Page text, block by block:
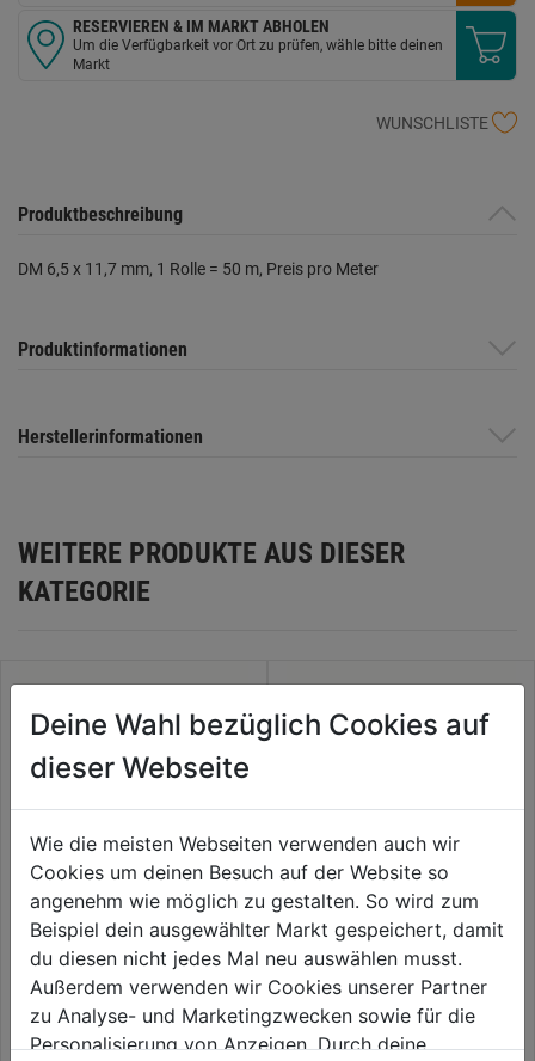
RESERVIEREN & IM MARKT ABHOLEN
Um die Verfügbarkeit vor Ort zu prüfen, wähle bitte deinen
Markt
WUNSCHLISTE
Produktbeschreibung
DM 6,5 x 11,7 mm, 1 Rolle = 50 m, Preis pro Meter
Produktinformationen
Herstellerinformationen
WEITERE PRODUKTE AUS DIESER
KATEGORIE
Gewindetülle AG 1/4"
0.0
von
3,89€
Reduziernippel Messing 1/4" IG
x 3/8" AG
0.0
von
3,99€
Deine Wahl bezüglich Cookies auf
dieser Webseite
Wie die meisten Webseiten verwenden auch wir
Cookies um deinen Besuch auf der Website so
angenehm wie möglich zu gestalten. So wird zum
Beispiel dein ausgewählter Markt gespeichert, damit
du diesen nicht jedes Mal neu auswählen musst.
Außerdem verwenden wir Cookies unserer Partner
zu Analyse- und Marketingzwecken sowie für die
Personalisierung von Anzeigen. Durch deine